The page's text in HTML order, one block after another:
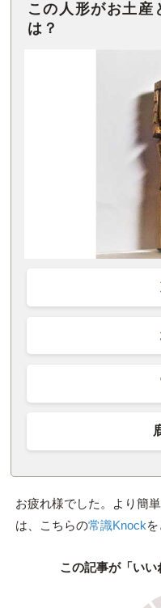
この人形がお土産
は？
お疲れ様でした。より簡
は、こちらの常識Knockを
この記事が「いい